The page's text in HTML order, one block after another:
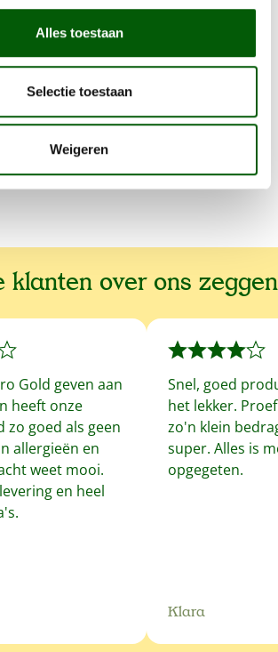
Alles toestaan
Selectie toestaan
Weigeren
klanten over ons zeggen
Gold geven aan
heeft onze
zo goed als geen
allergieën en
weet mooi.
en heel
Snel, goed
het lekker.
zo'n klein
super. Alles is
opgegeten.
Klara